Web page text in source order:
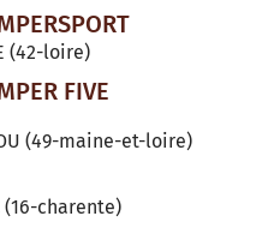
(42-loire)
FIVE
(49-maine-et-loire)
(16-charente)